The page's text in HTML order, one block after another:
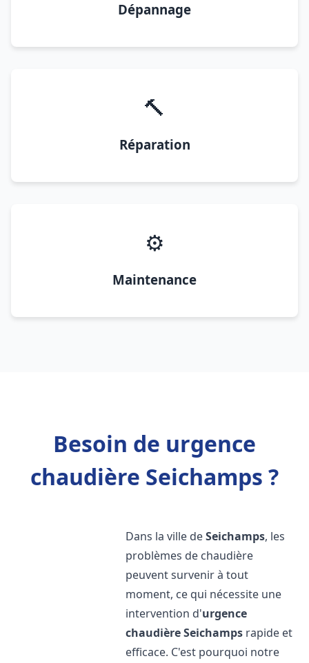
Dépannage
🔨
Réparation
⚙️
Maintenance
Besoin de urgence
chaudière Seichamps ?
Dans la ville deSeichamps, les
problèmes de chaudière
peuvent survenir à tout
moment, ce qui nécessite une
intervention d'urgence
chaudièreSeichamps rapide et
efficace. C'est pourquoi notre